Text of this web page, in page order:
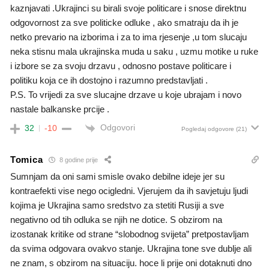
kaznjavati .Ukrajinci su birali svoje politicare i snose direktnu
odgovornost za sve politicke odluke , ako smatraju da ih je
netko prevario na izborima i za to ima rjesenje ,u tom slucaju
neka stisnu mala ukrajinska muda u saku , uzmu motike u ruke
i izbore se za svoju drzavu , odnosno postave politicare i
politiku koja ce ih dostojno i razumno predstavljati .
P.S. To vrijedi za sve slucajne drzave u koje ubrajam i novo
nastale balkanske prcije .
32 -10 Odgovori Pogledaj odgovore (21)
Tomica 8 godine prije
Sumnjam da oni sami smisle ovako debilne ideje jer su
kontraefekti vise nego ocigledni. Vjerujem da ih savjetuju ljudi
kojima je Ukrajina samo sredstvo za stetiti Rusiji a sve
negativno od tih odluka se njih ne dotice. S obzirom na
izostanak kritike od strane “slobodnog svijeta” pretpostavljam
da svima odgovara ovakvo stanje. Ukrajina tone sve dublje ali
ne znam, s obzirom na situaciju. hoce li prije oni dotaknuti dno